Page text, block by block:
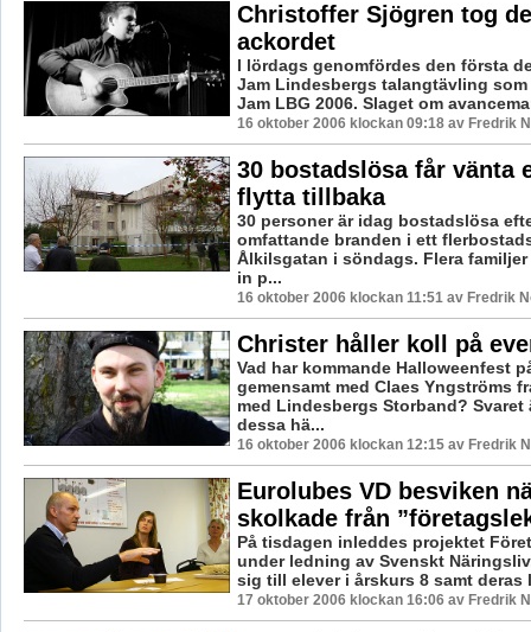
Christoffer Sjögren tog
ackordet
I lördags genomfördes den första
Jam Lindesbergs talangtävling
Jam LBG 2006. Slaget om
16 oktober 2006 klockan 09:18 av Fredrik
30 bostadslösa får vänta
flytta tillbaka
30 personer är idag bostadslösa
omfattande branden i ett
Ålkilsgatan i söndags. Flera
in p...
16 oktober 2006 klockan 11:51 av Fredrik
Christer håller koll på
Vad har kommande Halloweenfest
gemensamt med Claes Yngströms
med Lindesbergs Storband? Svaret
dessa hä...
16 oktober 2006 klockan 12:15 av Fredrik
Eurolubes VD besviken
skolkade från
På tisdagen inleddes projektet
under ledning av Svenskt
sig till elever i årskurs 8 samt deras
17 oktober 2006 klockan 16:06 av Fredrik